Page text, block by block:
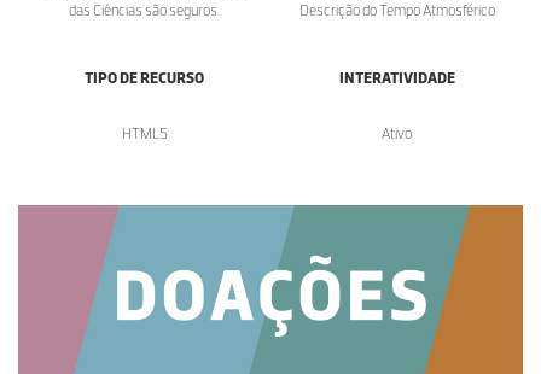
das Ciências são seguros.
Descrição do Tempo Atmosférico
TIPO DE RECURSO
HTML5
INTERATIVIDADE
Ativo